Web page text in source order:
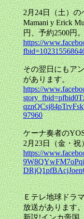
2月24日（土）の
Mamani y Erick
円、予約2500円
https://
その翌日にもア
があります。
https://
97960
ケーナ奏者の
2月23日（金・祝
https://
Ｅテレ地球ドラ
放送があります
新説!インカ帝国